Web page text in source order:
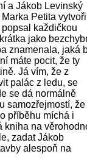
a Jákob Levinský
Petita
každičkou
jako
znamenala, jaká
máte pocit, že ty
Já vím, že z
palác z ledu, se
se dá normálně
samozřejmostí, že
příběhu míchá i
kniha na
zadat Jákob
alespoň na